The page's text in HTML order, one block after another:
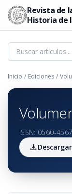
Revista de
Historia de
Inicio / Ediciones /
ISSN: 0560-4567
download